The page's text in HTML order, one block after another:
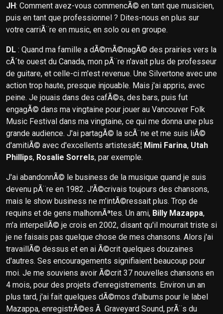
JH: Comment avez-vous commencÃ© en tant que musicien,
puis en tant que professionnel ? Dites-nous en plus sur
votre carriÃ¨re en music, en solo ou en groupe.
DL : Quand ma famille a dÃ©mÃ©nagÃ© des prairies vers la
cÃ´te ouest du Canada, mon pÃ¨re n'avait plus de professeur
de guitare, et celle-ci m'est revenue. Une Silvertone avec une
action trop haute, presque injouable. Mais j'ai appris, avec
peine. Je jouais dans des cafÃ©s, des bars, puis fut
engagÃ© dans ma vingtaine pour jouer au Vancouver Folk
Music Festival dans ma vingtaine, ce qui me donna une plus
grande audience. J'ai partagÃ© la scÃ¨ne et me suis liÃ©
d'amitiÃ© avec d'excellents artistesâ€¦ Mimi Farina, Utah
Phillips, Rosalie Sorrels, par exemple.
J'ai abandonnÃ© le business de la musique quand je suis
devenu pÃ¨re en 1982. J'Ã©crivais toujours des chansons,
mais le show business ne m'intÃ©ressait plus. Trop de
requins et de gens malhonnÃªtes. Un ami, Billy Mazappa,
m'a interpellÃ© je crois en 2002, disant qu'il mourrait triste si
je ne faisais pas quelque chose de mes chansons. Alors j'ai
travaillÃ© dessus et en ai Ã©crit quelques douzaines
d'autres. Ses encouragements signifiaient beaucoup pour
moi. Je me souviens avoir Ã©crit 37 nouvelles chansons en
4 mois, pour des projets d'enregistrements. Environ un an
plus tard, j'ai fait quelques dÃ©mos d'albums pour le label
Mazappa, enregistrÃ©es Ã Graveyard Sound, prÃ¨s du